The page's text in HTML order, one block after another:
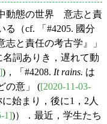
動態の世界 意志と責
（cf. 「#4205. 國分
と責任の考古学』」
名詞ありき，遅れて動
)，「#4208. It rains. は
の意」 ([2020-11-03-
始まり，後に1，2人
1])）．最近，学生たち